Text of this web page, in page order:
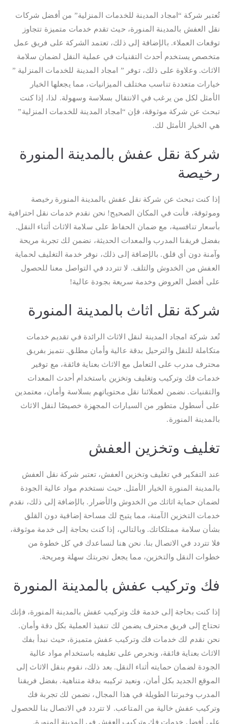
تُعتبر شركة “امجاد المدينة للخدمات المنزلية” من أفضل شركات
نقل العفش بالمدينة المنورة، حيث تقدم خدمات متميزة تتجاوز
توقعات العملاء. بالإضافة إلى ذلك، تعتمد الشركة على فريق عمل
متخصص يستخدم أحدث التقنيات في عملية النقل لضمان سلامة
الاثاث. وعلاوة على ذلك، توفر ” امجاد المدينة للخدمات المنزلية ”
خيارات متعددة تناسب مختلف الميزانيات، مما يجعلها الخيار
الأمثل لكل من يرغب في الانتقال بسلاسة وسهولة. لذا، إذا كنت
تبحث عن شركة موثوقة، فإن “امجاد المدينة للخدمات المنزلية”
هي الخيار الأمثل لك.
شركة نقل عفش بالمدينة المنورة
رخيصة
إذا كنت تبحث عن شركة نقل عفش بالمدينة المنورة رخيصة
وموثوقة، فأنت في المكان الصحيح! نحن نقدم خدمات نقل احترافية
بأسعار تنافسية، مع ضمان الحفاظ على سلامة الاثاث أثناء النقل.
بفضل فريقنا المدرب والمعدات الحديثة، نضمن لك تجربة مريحة
وآمنة دون أي قلق. بالإضافة إلى ذلك، نوفر خدمة التغليف لحماية
العفش من الخدوش والتلف. لا تتردد في التواصل معنا للحصول
على أفضل العروض وخدمة سريعة بجودة عالية!
شركة نقل اثاث بالمدينة المنورة
تُعد شركة امجاد المدينة لنقل الاثاث الرائدة في تقديم خدمات
متكاملة للنقل والترحيل بدقة عالية وأمان مطلق. نتميز بفريق
محترف مدرب على التعامل مع الاثاث بعناية فائقة، مع توفير
خدمات فك وتركيب وتغليف وتخزين باستخدام أحدث المعدات
والتقنيات. نضمن لعملائنا نقل محتوياتهم بسلاسة وأمان، معتمدين
على أسطول متطور من السيارات المجهزة خصيصًا لنقل الاثاث
بالمدينة المنورة.
تغليف وتخزين العفش
عند التفكير في تغليف وتخزين العفش، تعتبر شركة نقل العفش
بالمدينة المنورة الخيار الأمثل. حيث نستخدم مواد عالية الجودة
لضمان حماية اثاثك من الخدوش والأضرار. بالإضافة إلى ذلك، نقدم
خدمات التخزين الآمنة، مما يتيح لك مساحة إضافية دون القلق
بشأن سلامة ممتلكاتك. وبالتالي، إذا كنت بحاجة إلى خدمة موثوقة،
فلا تتردد في الاتصال بنا. نحن هنا لنساعدك في كل خطوة من
خطوات النقل والتخزين، مما يجعل تجربتك سهلة ومريحة.
فك وتركيب عفش بالمدينة المنورة
إذا كنت بحاجة إلى خدمة فك وتركيب عفش بالمدينة المنورة، فإنك
تحتاج إلى فريق محترف يضمن لك تنفيذ العملية بكل دقة وأمان.
نحن نقدم لك خدمات فك وتركيب عفش متميزة، حيث نبدأ بفك
الاثاث بعناية فائقة، ونحرص على تغليفه باستخدام مواد عالية
الجودة لضمان حمايته أثناء النقل. بعد ذلك، نقوم بنقل الاثاث إلى
الموقع الجديد بكل أمان، ونعيد تركيبه بدقة متناهية. بفضل فريقنا
المدرب وخبرتنا الطويلة في هذا المجال، نضمن لك تجربة فك
وتركيب عفش خالية من المتاعب. لا تتردد في الاتصال بنا للحصول
على أفضل خدمات فك وتركيب العفش في المدينة المنورة.